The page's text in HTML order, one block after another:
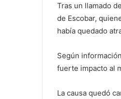
Tras un llamado
de Escobar,
había quedado
Según
fuerte impacto al
La causa quedó